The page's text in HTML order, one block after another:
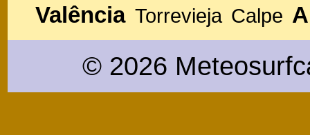
Valência Torrevieja Calpe
© 2026